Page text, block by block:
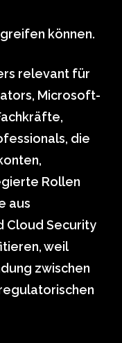
können.
relevant für
Microsoft-
die
Rollen
aus
Cloud Security
weil
zwischen